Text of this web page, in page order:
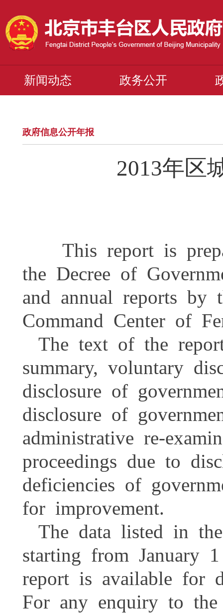
新闻动态 政务公开
政府信息公开年报
2013年区
This report is
the Decree of
and annual reports by
Command Center of
The text of the
summary, voluntary
disclosure of
disclosure of
administrative re-
proceedings due to
deficiencies of
for improvement.
The data listed in
starting from January
report is available for
For any enquiry to